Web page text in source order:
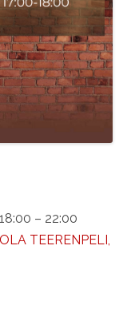
– 22:00
TEERENPELI,